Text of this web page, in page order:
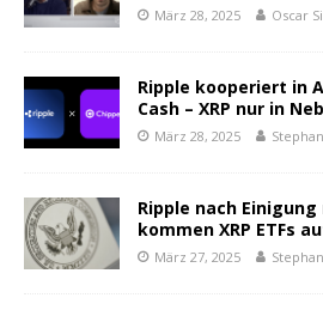
März 28, 2025 Oscar
Ripple kooperiert in
Cash – XRP nur in
März 28, 2025
Ripple nach Einigung
kommen XRP ETFs
März 27, 2025